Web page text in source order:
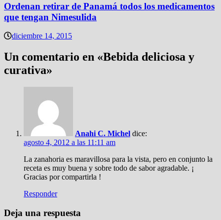
Ordenan retirar de Panamá todos los medicamentos
que tengan Nimesulida
diciembre 14, 2015
Un comentario en «Bebida deliciosa y
curativa»
Anahi C. Michel dice:
agosto 4, 2012 a las 11:11 am
La zanahoria es maravillosa para la vista, pero en conjunto la
receta es muy buena y sobre todo de sabor agradable. ¡
Gracias por compartirla !
Responder
Deja una respuesta